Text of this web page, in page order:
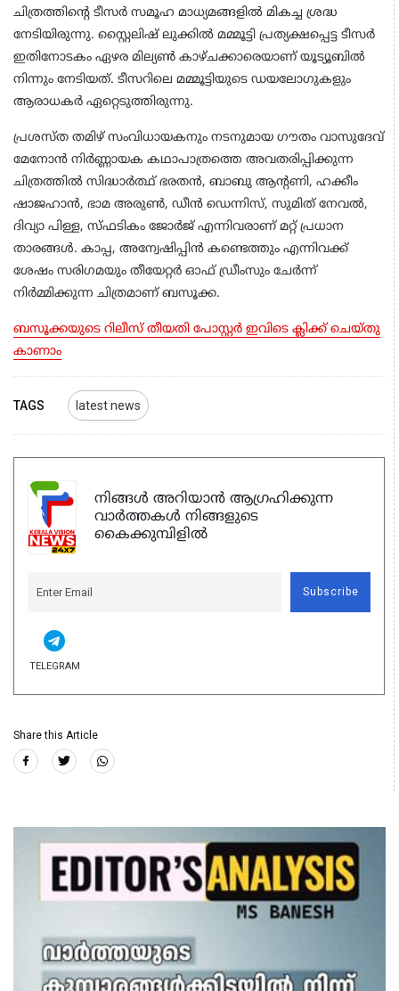
ചിത്രത്തിന്റെ ടീസർ സമൂഹ മാധ്യമങ്ങളിൽ മികച്ച ശ്രദ്ധ
നേടിയിരുന്നു. സ്റ്റൈലിഷ് ലുക്കിൽ മമ്മൂട്ടി പ്രത്യക്ഷപ്പെട്ട ടീസർ
ഇതിനോടകം ഏഴര മില്യൺ കാഴ്ചക്കാരെയാണ് യൂട്യൂബിൽ
നിന്നും നേടിയത്. ടീസറിലെ മമ്മൂട്ടിയുടെ ഡയലോഗുകളും
ആരാധകർ ഏറ്റെടുത്തിരുന്നു.
പ്രശസ്ത തമിഴ് സംവിധായകനും നടനുമായ ഗൗതം വാസുദേവ്
മേനോൻ നിർണ്ണായക കഥാപാത്രത്തെ അവതരിപ്പിക്കുന്ന
ചിത്രത്തിൽ സിദ്ധാർത്ഥ് ഭരതൻ, ബാബു ആൻ്റണി, ഹക്കീം
ഷാജഹാൻ, ഭാമ അരുൺ, ഡീൻ ഡെന്നിസ്, സുമിത് നേവൽ,
ദിവ്യാ പിള്ള, സ്ഫടികം ജോർജ് എന്നിവരാണ് മറ്റ് പ്രധാന
താരങ്ങൾ. കാപ്പ, അന്വേഷിപ്പിൻ കണ്ടെത്തും എന്നിവക്ക്
ശേഷം സരിഗമയും തീയേറ്റർ ഓഫ് ഡ്രീംസും ചേർന്ന്
നിർമ്മിക്കുന്ന ചിത്രമാണ് ബസൂക്ക.
ബസൂക്കയുടെ റിലീസ് തീയതി പോസ്റ്റർ ഇവിടെ ക്ലിക്ക് ചെയ്തു
കാണാം
TAGS latest news
നിങ്ങൾ അറിയാൻ ആഗ്രഹിക്കുന്ന
വാർത്തകൾ നിങ്ങളുടെ
കൈക്കുമ്പിളിൽ
Subscribe
TELEGRAM
Share this Article